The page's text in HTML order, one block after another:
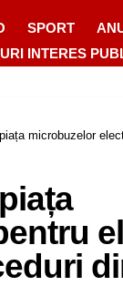
SPORT
INTERES
microbuzelor